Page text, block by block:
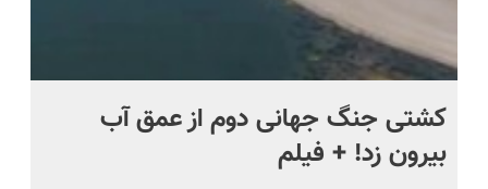
کشتی‌ جنگ جهانی دوم از عمق آب
بیرون زد! + فیلم